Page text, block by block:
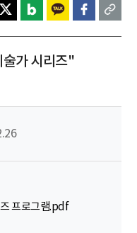
술가 시리즈"
프로그램.pdf